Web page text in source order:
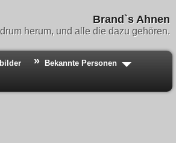
Brand`s Ahnen
herum, und alle die dazu gehören.
Bekannte Personen